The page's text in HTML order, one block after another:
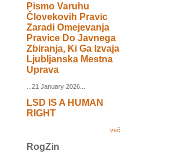
Pismo Varuhu
Človekovih Pravic
Zaradi Omejevanja
Pravice Do Javnega
Zbiranja, Ki Ga Izvaja
Ljubljanska Mestna
Uprava
...21 January 2026...
LSD IS A HUMAN
RIGHT
več
RogZin